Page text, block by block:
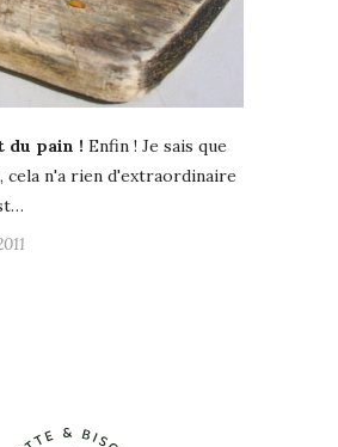
du pain ! Enfin ! Je sais que
cela n'a rien d'extraordinaire